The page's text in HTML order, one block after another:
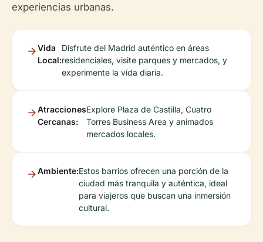
experiencias urbanas.
Vida
Local:
Disfrute del Madrid auténtico en áreas
residenciales, visite parques y mercados, y
experimente la vida diaria.
Atracciones
Cercanas:
Explore Plaza de Castilla, Cuatro
Torres Business Area y animados
mercados locales.
Ambiente:Estos barrios ofrecen una porción de la
ciudad más tranquila y auténtica, ideal
para viajeros que buscan una inmersión
cultural.